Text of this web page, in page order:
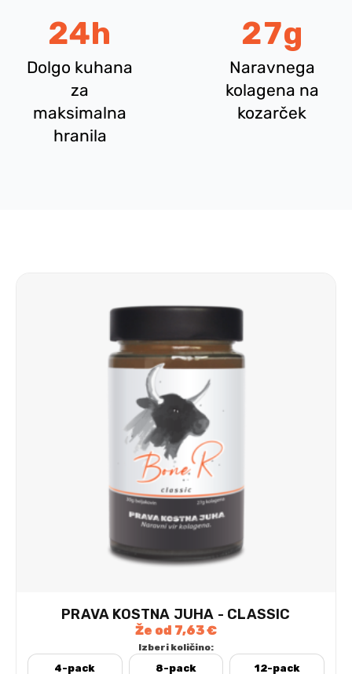
24h
Dolgo kuhana
za
maksimalna
hranila
27g
Naravnega
kolagena na
kozarček
PRAVA KOSTNA JUHA - CLASSIC
Že od 7,63€
Izberi količino:
4-pack 8-pack 12-pack